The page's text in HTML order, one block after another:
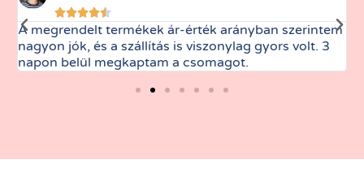

A megrendelt termékek ár-érték arányban szerintem
nagyon jók, és a szállítás is viszonylag gyors volt. 3
napon belül megkaptam a csomagot.